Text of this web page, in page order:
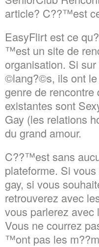
article? C??™est
EasyFlirt est ce
™est un site de
organisation. Si
©lang?©s, ils ont
genre de
existantes sont
Gay (les relations
du grand amour.
C??™est sans
plateforme. Si
gay, si vous
retrouverez avec
vous parlerez
Vous ne courrez
™ont pas les